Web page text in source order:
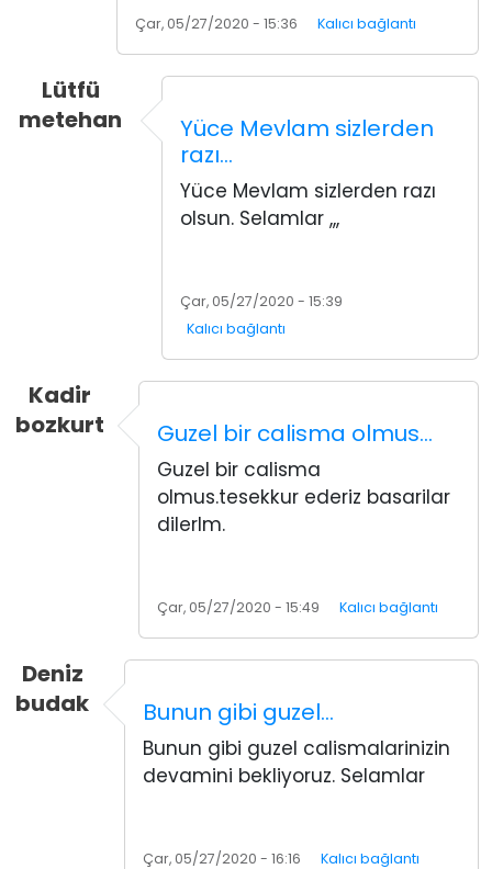
Çar, 05/27/2020 - 15:36 Kalıcı bağlantı
Lütfü
metehan
Yüce Mevlam sizlerden
razı…
Yüce Mevlam sizlerden razı
olsun. Selamlar ,,,
Çar, 05/27/2020 - 15:39
Kalıcı bağlantı
Kadir
bozkurt
Guzel bir calisma olmus…
Guzel bir calisma
olmus.tesekkur ederiz basarilar
dilerlm.
Çar, 05/27/2020 - 15:49 Kalıcı bağlantı
Deniz
budak
Bunun gibi guzel…
Bunun gibi guzel calismalarinizin
devamini bekliyoruz. Selamlar
Çar, 05/27/2020 - 16:16 Kalıcı bağlantı